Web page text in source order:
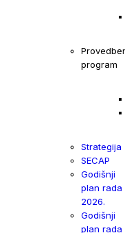
program
Strategija
SECAP
Godišnji
plan rada
2026.
Godišnji
plan rada